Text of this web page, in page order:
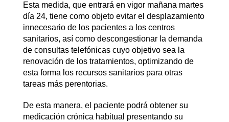
Esta medida, que entrará en vigor mañana martes
día 24, tiene como objeto evitar el desplazamiento
innecesario de los pacientes a los centros
sanitarios, así como descongestionar la demanda
de consultas telefónicas cuyo objetivo sea la
renovación de los tratamientos, optimizando de
esta forma los recursos sanitarios para otras
tareas más perentorias.
De esta manera, el paciente podrá obtener su
medicación crónica habitual presentando su